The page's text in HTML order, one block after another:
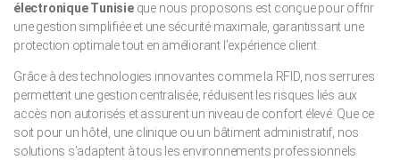
électronique Tunisieque nous proposons est conçue pour offrir
une gestion simplifiée et une sécurité maximale, garantissant une
protection optimale tout en améliorant l’expérience client.
Grâce à des technologies innovantes comme la RFID, nos serrures
permettent une gestion centralisée, réduisent les risques liés aux
accès non autorisés et assurent un niveau de confort élevé. Que ce
soit pour un hôtel, une clinique ou un bâtiment administratif, nos
solutions s’adaptent à tous les environnements professionnels